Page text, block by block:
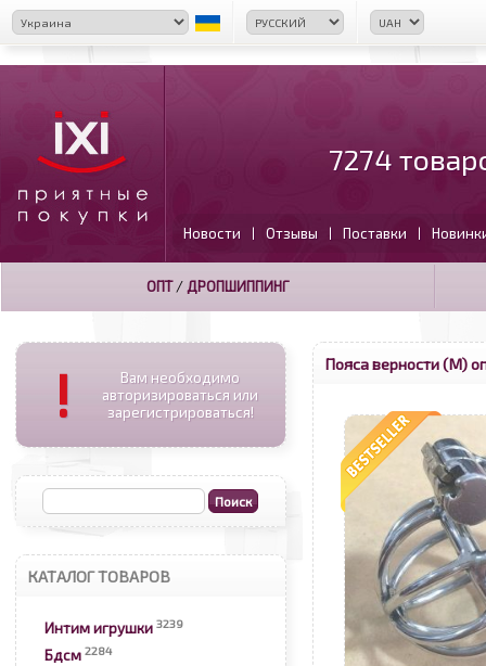
7274
Новости | Отзывы | Поставки |
ОПТ/ ДРОПШИППИНГ
!
Вам необходимо
авторизироваться или
зарегистрироваться!
КАТАЛОГ ТОВАРОВ
Интим игрушки 3239
Бдсм 2284
Пояса верности (М)